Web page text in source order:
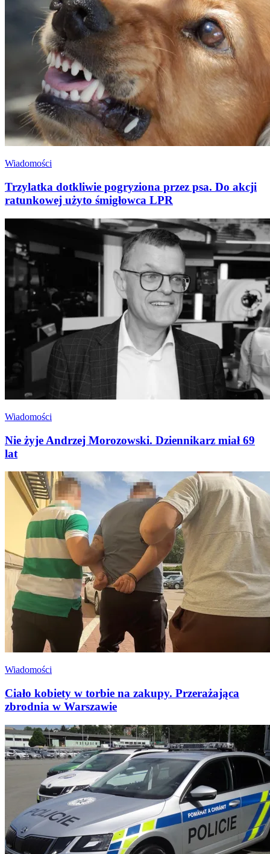
Wiadomości
Trzylatka dotkliwie pogryziona przez psa. Do akcji
ratunkowej użyto śmigłowca LPR
Wiadomości
Nie żyje Andrzej Morozowski. Dziennikarz miał 69
lat
Wiadomości
Ciało kobiety w torbie na zakupy. Przerażająca
zbrodnia w Warszawie